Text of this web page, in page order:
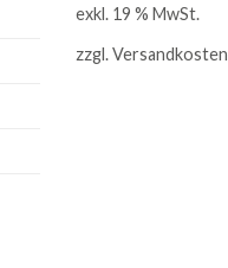
exkl. 19 % MwSt.
zzgl.Versandkosten